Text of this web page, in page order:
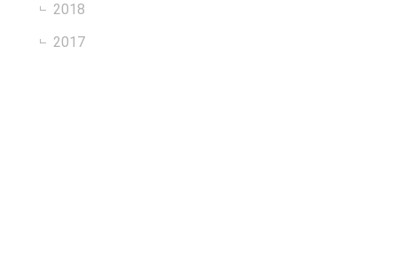
2018
2017